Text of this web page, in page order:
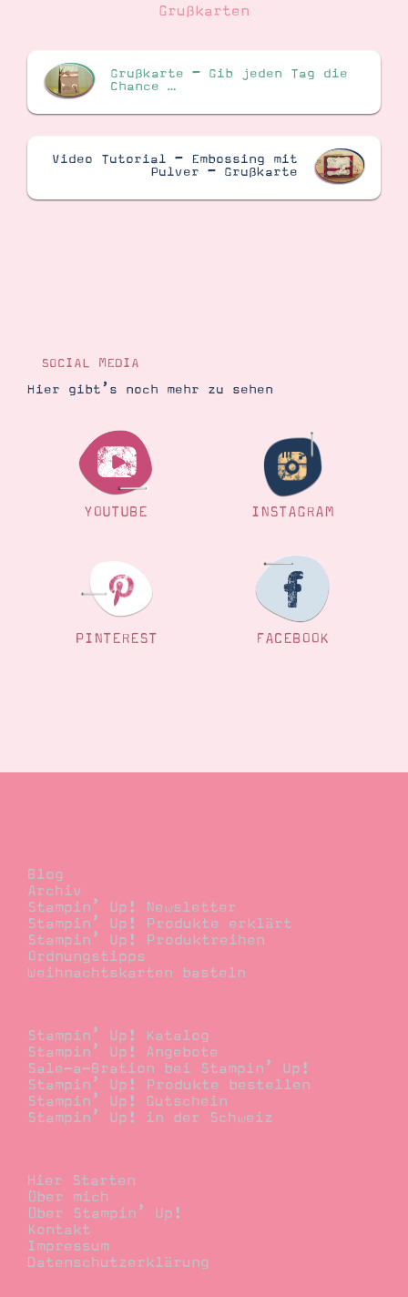
Grußkarten
Grußkarte – Gib jeden Tag die
Chance …
Video Tutorial – Embossing mit
Pulver – Grußkarte
SOCIAL MEDIA
Hier gibt’s noch mehr zu sehen
YOUTUBE INSTAGRAM
PINTEREST FACEBOOK
Blog
Archiv
Stampin’ Up! Newsletter
Stampin’ Up! Produkte erklärt
Stampin’ Up! Produktreihen
Ordnungstipps
Weihnachtskarten basteln
Stampin’ Up! Katalog
Stampin’ Up! Angebote
Sale-a-Bration bei Stampin’ Up!
Stampin’ Up! Produkte bestellen
Stampin’ Up! Gutschein
Stampin’ Up! in der Schweiz
Hier Starten
Über mich
Über Stampin’ Up!
Kontakt
Impressum
Datenschutzerklärung